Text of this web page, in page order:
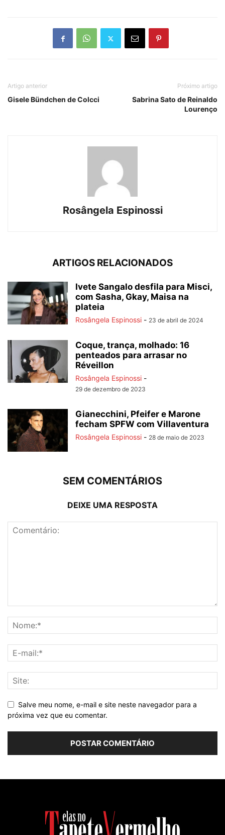
Artigo anterior
Gisele Bündchen de Colcci
Próximo artigo
Sabrina Sato de Reinaldo
Lourenço
Rosângela Espinossi
ARTIGOS RELACIONADOS
Ivete Sangalo desfila para Misci,
com Sasha, Gkay, Maisa na
plateia
Rosângela Espinossi - 23 de abril de 2024
Coque, trança, molhado: 16
penteados para arrasar no
Réveillon
Rosângela Espinossi -
29 de dezembro de 2023
Gianecchini, Pfeifer e Marone
fecham SPFW com Villaventura
Rosângela Espinossi - 28 de maio de 2023
SEM COMENTÁRIOS
DEIXE UMA RESPOSTA
Salve meu nome, e-mail e site neste navegador para a
próxima vez que eu comentar.